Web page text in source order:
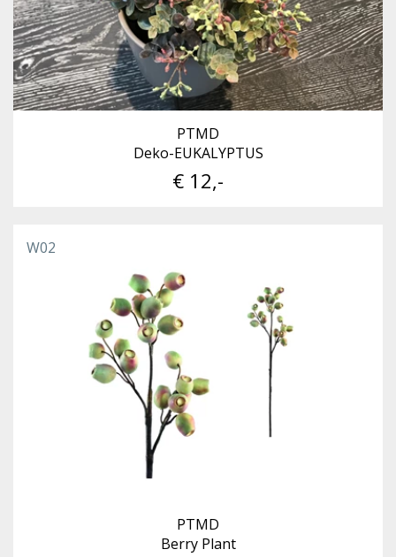
PTMD
Deko-EUKALYPTUS
€ 12,-
W02
PTMD
Berry Plant